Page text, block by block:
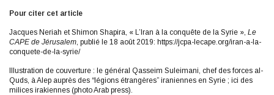
Pour citer cet article
Jacques Neriah et Shimon Shapira, « L’Iran à la conquête de la Syrie », Le
CAPE de Jérusalem, publié le 18 août 2019: https://jcpa-lecape.org/iran-a-la-
conquete-de-la-syrie/
Illustration de couverture : le général Qasseim Suleimani, chef des forces al-
Quds, à Alep auprès des “légions étrangères” iraniennes en Syrie ; ici des
milices irakiennes (photo Arab press).